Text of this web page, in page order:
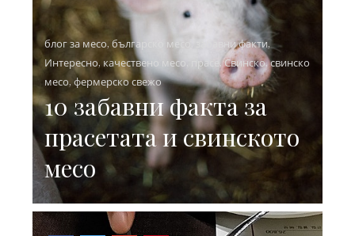
блог за месо, българско месо забавни факти,
Интересно, качествено месо прасе ,Свинско,свинско
месо, фермерско свежо
10 забавни факта за
прасетата и свинското
месо